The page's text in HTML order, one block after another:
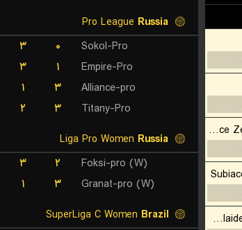
Russia
Sokol-Pro
۰ ۳
Empire-Pro
۱ ۳
Alliance-pro
۳ ۱
Titany-Pro
۳ ۲
Russia
Foksi-pro (W)
۲ ۳
Granat-pro (W)
۳ ۱
Brazil